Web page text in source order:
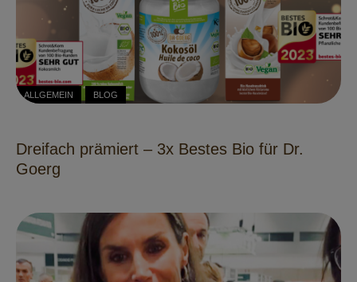
ALLGEMEIN BLOG
Dreifach prämiert – 3x Bestes Bio für Dr.
Goerg